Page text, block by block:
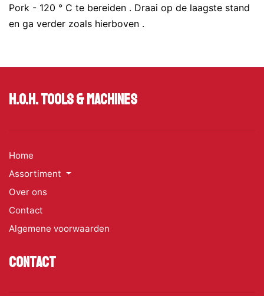
Pork - 120 ° C te bereiden . Draai op de laagste stand
en ga verder zoals hierboven .
H.O.H. Tools & Machines
Home
Assortiment
Over ons
Contact
Algemene voorwaarden
Contact